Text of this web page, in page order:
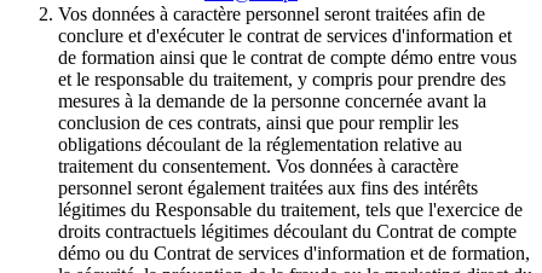
Vos données à caractère personnel seront traitées afin de
conclure et d'exécuter le contrat de services d'information et
de formation ainsi que le contrat de compte démo entre vous
et le responsable du traitement, y compris pour prendre des
mesures à la demande de la personne concernée avant la
conclusion de ces contrats, ainsi que pour remplir les
obligations découlant de la réglementation relative au
traitement du consentement. Vos données à caractère
personnel seront également traitées aux fins des intérêts
légitimes du Responsable du traitement, tels que l'exercice de
droits contractuels légitimes découlant du Contrat de compte
démo ou du Contrat de services d'information et de formation,